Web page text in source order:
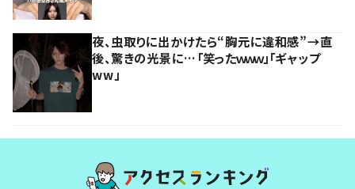
夜、虫取りに出かけたら“胸元に違和感”→直
後、驚きの光景に…「笑ったｗｗｗ」「ギャップ
ww」